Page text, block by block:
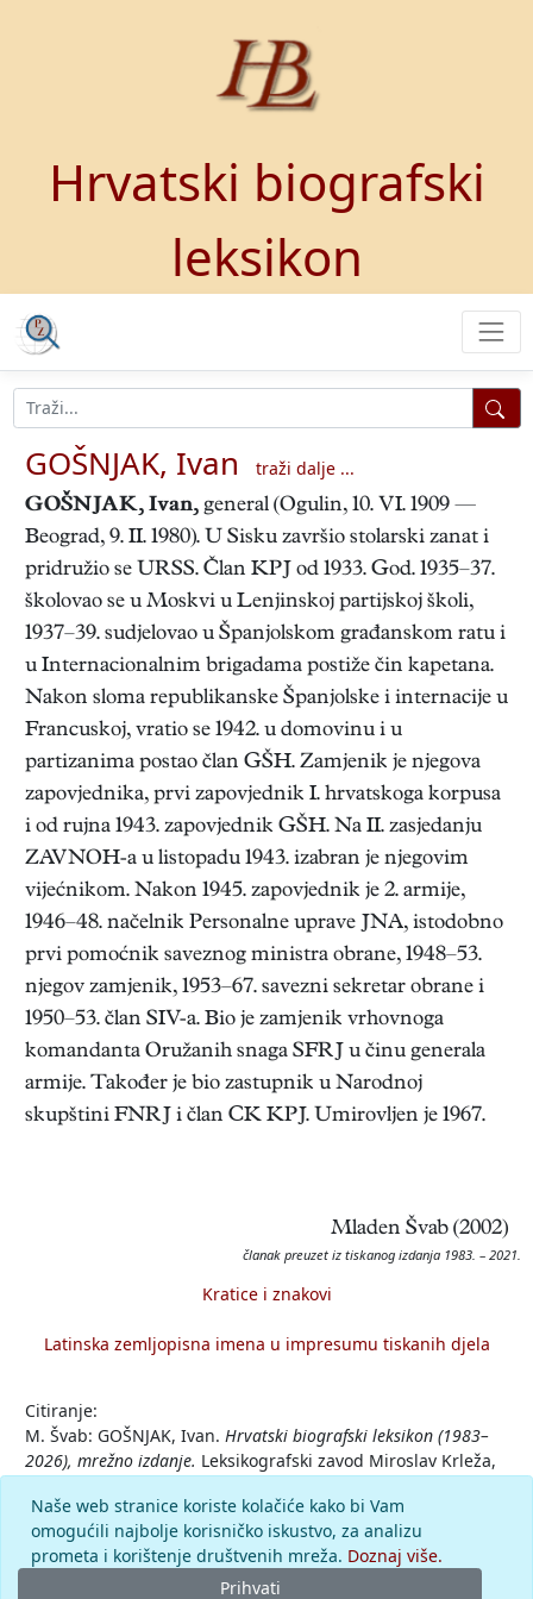
Hrvatski biografski
leksikon
GOŠNJAK, Ivan
traži dalje ...
GOŠNJAK, Ivan, general (Ogulin, 10. VI. 1909 —
Beograd, 9. II. 1980). U Sisku završio stolarski zanat i
pridružio se URSS. Član KPJ od 1933. God. 1935–37.
školovao se u Moskvi u Lenjinskoj partijskoj školi,
1937–39. sudjelovao u Španjolskom građanskom ratu i
u Internacionalnim brigadama postiže čin kapetana.
Nakon sloma republikanske Španjolske i internacije u
Francuskoj, vratio se 1942. u domovinu i u
partizanima postao član GŠH. Zamjenik je njegova
zapovjednika, prvi zapovjednik I. hrvatskoga korpusa
i od rujna 1943. zapovjednik GŠH. Na II. zasjedanju
ZAVNOH-a u listopadu 1943. izabran je njegovim
vijećnikom. Nakon 1945. zapovjednik je 2. armije,
1946–48. načelnik Personalne uprave JNA, istodobno
prvi pomoćnik saveznog ministra obrane, 1948–53.
njegov zamjenik, 1953–67. savezni sekretar obrane i
1950–53. član SIV-a. Bio je zamjenik vrhovnoga
komandanta Oružanih snaga SFRJ u činu generala
armije. Također je bio zastupnik u Narodnoj
skupštini FNRJ i član CK KPJ. Umirovljen je 1967.
Mladen Švab (2002)
članak preuzet iz tiskanog izdanja 1983. – 2021.
Kratice i znakovi
Latinska zemljopisna imena u impresumu tiskanih djela
Citiranje:
M. Švab: GOŠNJAK, Ivan. Hrvatski biografski leksikon (1983–
2026), mrežno izdanje. Leksikografski zavod Miroslav Krleža,
Komentar
Naše web stranice koriste kolačiće kako bi Vam
omogućili najbolje korisničko iskustvo, za analizu
prometa i korištenje društvenih mreža. Doznaj više.
Prihvati